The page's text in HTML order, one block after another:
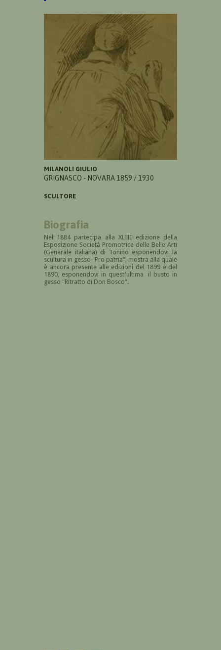
MILANOLI GIULIO
GRIGNASCO - NOVARA 1859 / 1930
SCULTORE
Biografia
Nel 1884 partecipa alla XLIII edizione della
Esposizione Società Promotrice delle Belle Arti
(Generale italiana) di Tonino esponendovi la
scultura in gesso "Pro patria", mostra alla quale
è ancora presente alle edizioni del 1899 e del
1890, esponendovi in quest'ultima il busto in
gesso "Ritratto di Don Bosco".